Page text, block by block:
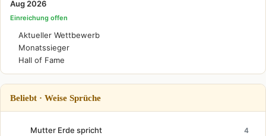
Aug 2026
Einreichung offen
Aktueller Wettbewerb
Monatssieger
Hall of Fame
Beliebt · Weise Sprüche
Mutter Erde spricht 4